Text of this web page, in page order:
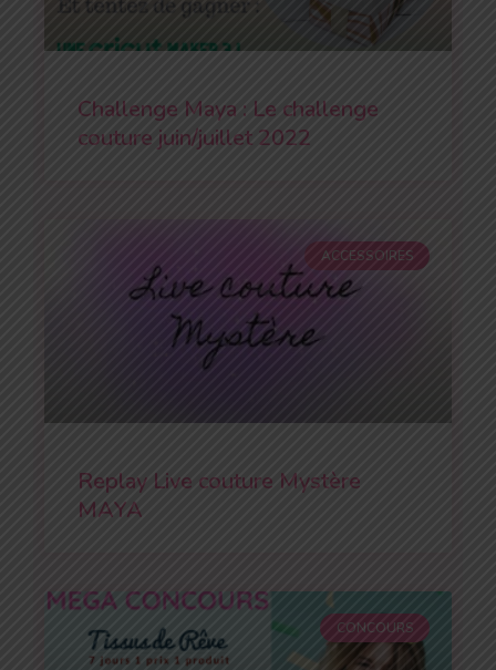
Challenge Maya : Le challenge
couture juin/juillet 2022
ACCESSOIRES
Replay Live couture Mystère
MAYA
CONCOURS